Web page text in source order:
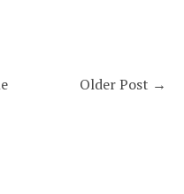
Older Post →